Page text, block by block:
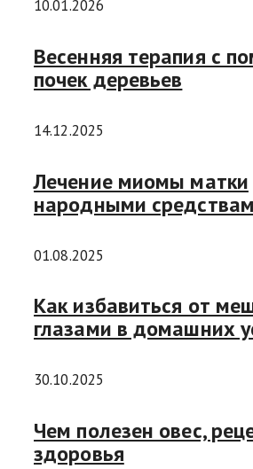
10.01.2026
Весенняя терапия с
почек деревьев
14.12.2025
Лечение миомы матки
народными
01.08.2025
Как избавиться от
глазами в домашних
30.10.2025
Чем полезен овес,
здоровья